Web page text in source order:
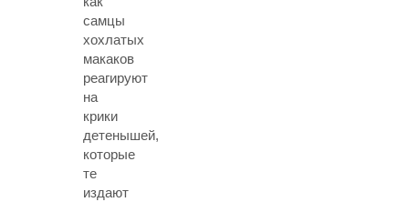
самцы
хохлатых
макаков
реагируют
на
крики
детенышей,
которые
те
издают